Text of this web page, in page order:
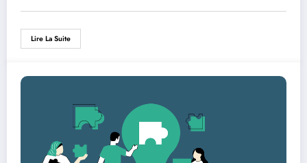
Lire La Suite